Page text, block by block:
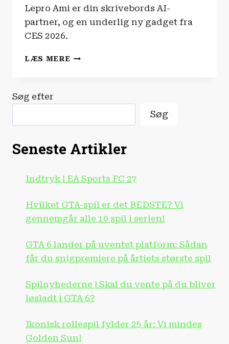
Lepro Ami er din skrivebords AI-
partner, og en underlig ny gadget fra
CES 2026.
LÆS MERE LEPRO
2026
Søg efter
Søg
Seneste Artikler
Indtryk | EA Sports FC 27
Hvilket GTA-spil er det BEDSTE? Vi
gennemgår alle 10 spil i serien!
GTA 6 lander på uventet platform: Sådan
får du snigpremiere på årtiets største spil
Spilnyhederne | Skal du vente på du bliver
løsladt i GTA 6?
Ikonisk rollespil fylder 25 år: Vi mindes
Golden Sun!